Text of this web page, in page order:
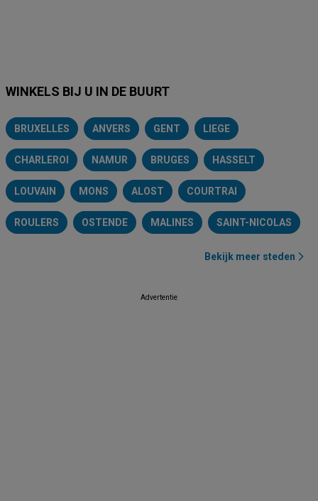
WINKELS BIJ U IN DE BUURT
BRUXELLES ANVERS GENT LIEGE
CHARLEROI NAMUR BRUGES HASSELT
LOUVAIN MONS ALOST COURTRAI
ROULERS OSTENDE MALINES SAINT-NICOLAS
Bekijk meer steden
Advertentie